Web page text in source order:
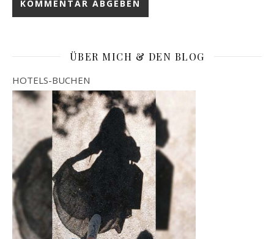
ÜBER MICH & DEN BLOG
HOTELS-BUCHEN